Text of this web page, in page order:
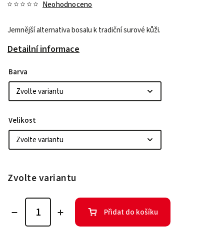
Neohodnoceno
Jemnější alternativa bosalu k tradiční surové kůži.
Detailní informace
Barva
Velikost
Zvolte variantu
Přidat do košíku